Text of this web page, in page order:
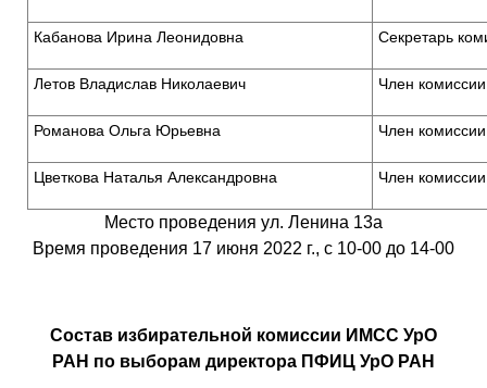
Кабанова Ирина Леонидовна Секретарь
Летов Владислав Николаевич Член комиссии
Романова Ольга Юрьевна Член комиссии
Цветкова Наталья Александровна Член комиссии
Место проведения ул. Ленина 13а
Время проведения 17 июня 2022 г., с 10-00 до 14-00
Состав избирательной комиссии ИМСС УрО
РАН по выборам директора ПФИЦ УрО РАН